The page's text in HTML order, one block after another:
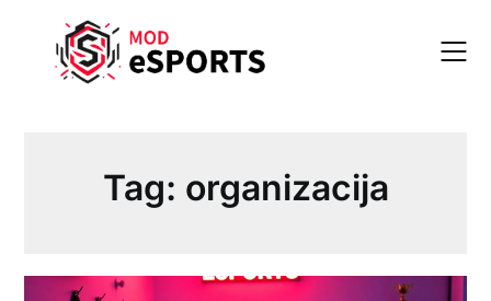
content
Tag: organizacija